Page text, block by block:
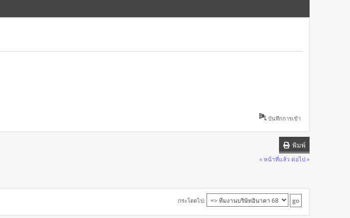
บันทึกการเข้า
พิมพ์
« หน้าที่แล้ว ต่อไป »
กระโดดไป: